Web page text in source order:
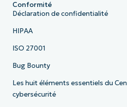
Conformité
Déclaration de confidentialité
HIPAA
ISO 27001
Bug Bounty
Les huit éléments essentiels du
cybersécurité